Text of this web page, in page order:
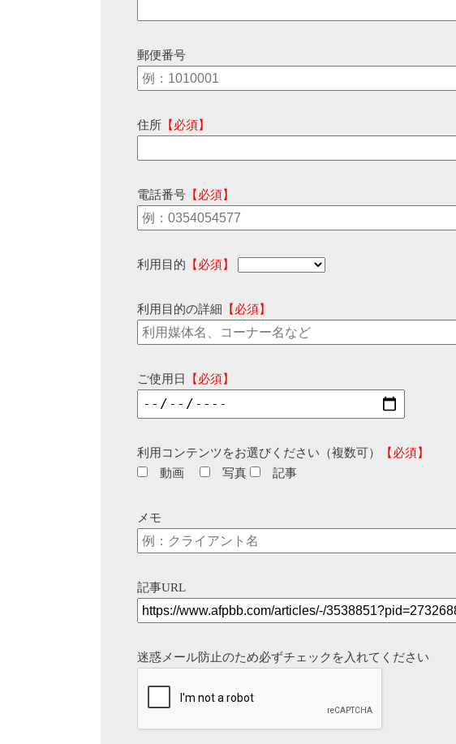
郵便番号
住所 【必須】
電話番号 【必須】
利用目的 【必須】
利用目的の詳細 【必須】
ご使用日 【必須】
利用コンテンツをお選びください（複数可）
【必須】
動画
写真 記事
メモ
記事URL
迷惑メール防止のため必ずチェックを入れてください